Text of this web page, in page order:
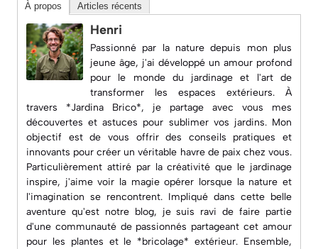
À propos Articles récents
Henri
Passionné par la nature depuis mon plus
jeune âge, j'ai développé un amour profond
pour le monde du jardinage et l'art de
transformer les espaces extérieurs. À
travers *Jardina Brico*, je partage avec vous mes
découvertes et astuces pour sublimer vos jardins. Mon
objectif est de vous offrir des conseils pratiques et
innovants pour créer un véritable havre de paix chez vous.
Particulièrement attiré par la créativité que le jardinage
inspire, j'aime voir la magie opérer lorsque la nature et
l'imagination se rencontrent. Impliqué dans cette belle
aventure qu'est notre blog, je suis ravi de faire partie
d'une communauté de passionnés partageant cet amour
pour les plantes et le *bricolage* extérieur. Ensemble,